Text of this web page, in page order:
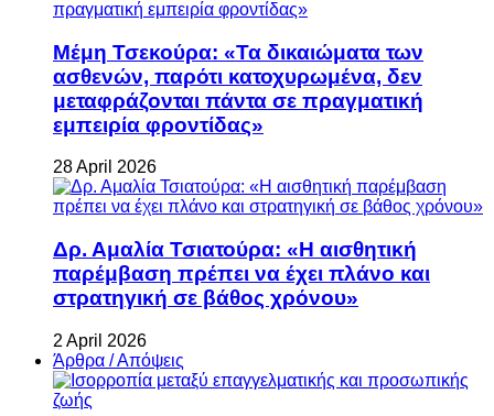
Μέμη Τσεκούρα: «Τα δικαιώματα των
ασθενών, παρότι κατοχυρωμένα, δεν
μεταφράζονται πάντα σε πραγματική
εμπειρία φροντίδας»
28 April 2026
Δρ. Αμαλία Τσιατούρα: «Η αισθητική
παρέμβαση πρέπει να έχει πλάνο και
στρατηγική σε βάθος χρόνου»
2 April 2026
Άρθρα / Απόψεις